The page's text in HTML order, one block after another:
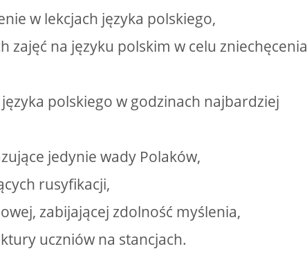
w lekcjach języka polskiego,
zajęć na języku polskim w celu zniechęcenia
polskiego w godzinach najbardziej
jedynie wady Polaków,
rusyfikacji,
zabijającej zdolność myślenia,
uczniów na stancjach.